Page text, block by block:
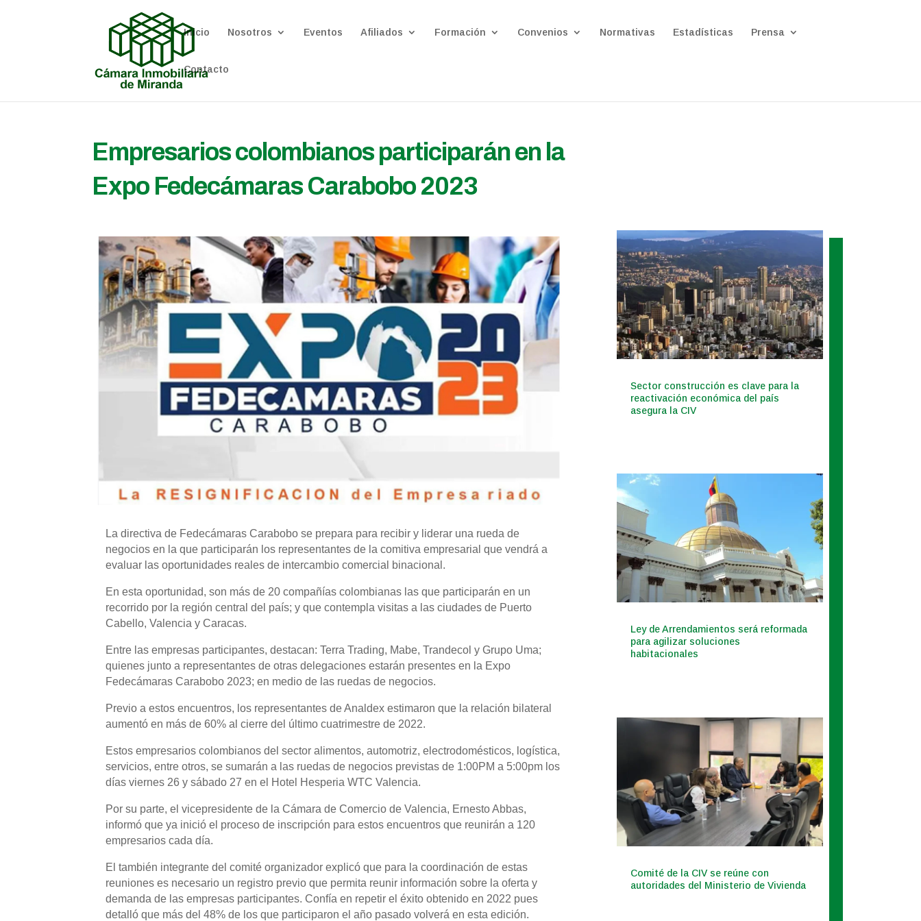
Inicio Nosotros Eventos Afiliados Formación Convenios Normativas Estadísticas Prensa
Contacto
Empresarios colombianos participarán en la
Expo Fedecámaras Carabobo 2023
La directiva de Fedecámaras Carabobo se prepara para recibir y liderar una rueda de
negocios en la que participarán los representantes de la comitiva empresarial que vendrá a
evaluar las oportunidades reales de intercambio comercial binacional.
En esta oportunidad, son más de 20 compañías colombianas las que participarán en un
recorrido por la región central del país; y que contempla visitas a las ciudades de Puerto
Cabello, Valencia y Caracas.
Entre las empresas participantes, destacan: Terra Trading, Mabe, Trandecol y Grupo Uma;
quienes junto a representantes de otras delegaciones estarán presentes en la Expo
Fedecámaras Carabobo 2023; en medio de las ruedas de negocios.
Previo a estos encuentros, los representantes de Analdex estimaron que la relación bilateral
aumentó en más de 60% al cierre del último cuatrimestre de 2022.
Estos empresarios colombianos del sector alimentos, automotriz, electrodomésticos, logística,
servicios, entre otros, se sumarán a las ruedas de negocios previstas de 1:00PM a 5:00pm los
días viernes 26 y sábado 27 en el Hotel Hesperia WTC Valencia.
Por su parte, el vicepresidente de la Cámara de Comercio de Valencia, Ernesto Abbas,
informó que ya inició el proceso de inscripción para estos encuentros que reunirán a 120
empresarios cada día.
El también integrante del comité organizador explicó que para la coordinación de estas
reuniones es necesario un registro previo que permita reunir información sobre la oferta y
demanda de las empresas participantes. Confía en repetir el éxito obtenido en 2022 pues
detalló que más del 48% de los que participaron el año pasado volverá en esta edición.
Sector construcción es clave para la
reactivación económica del país
asegura la CIV
Ley de Arrendamientos será reformada
para agilizar soluciones
habitacionales
Comité de la CIV se reúne con
autoridades del Ministerio de Vivienda